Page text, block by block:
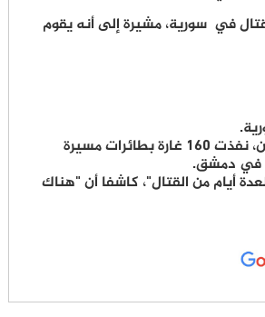
من القتال في سورية، مشيرة إلى أنه يقوم
ومن المرجح أيضا وصول لواء المظليين إلى سورية، مبينة أنه حتى الآن، نفذت 160 غارة بطائرات مسيرة
في دمشق.
أيام من القتال"، كاشفا أن "هناك